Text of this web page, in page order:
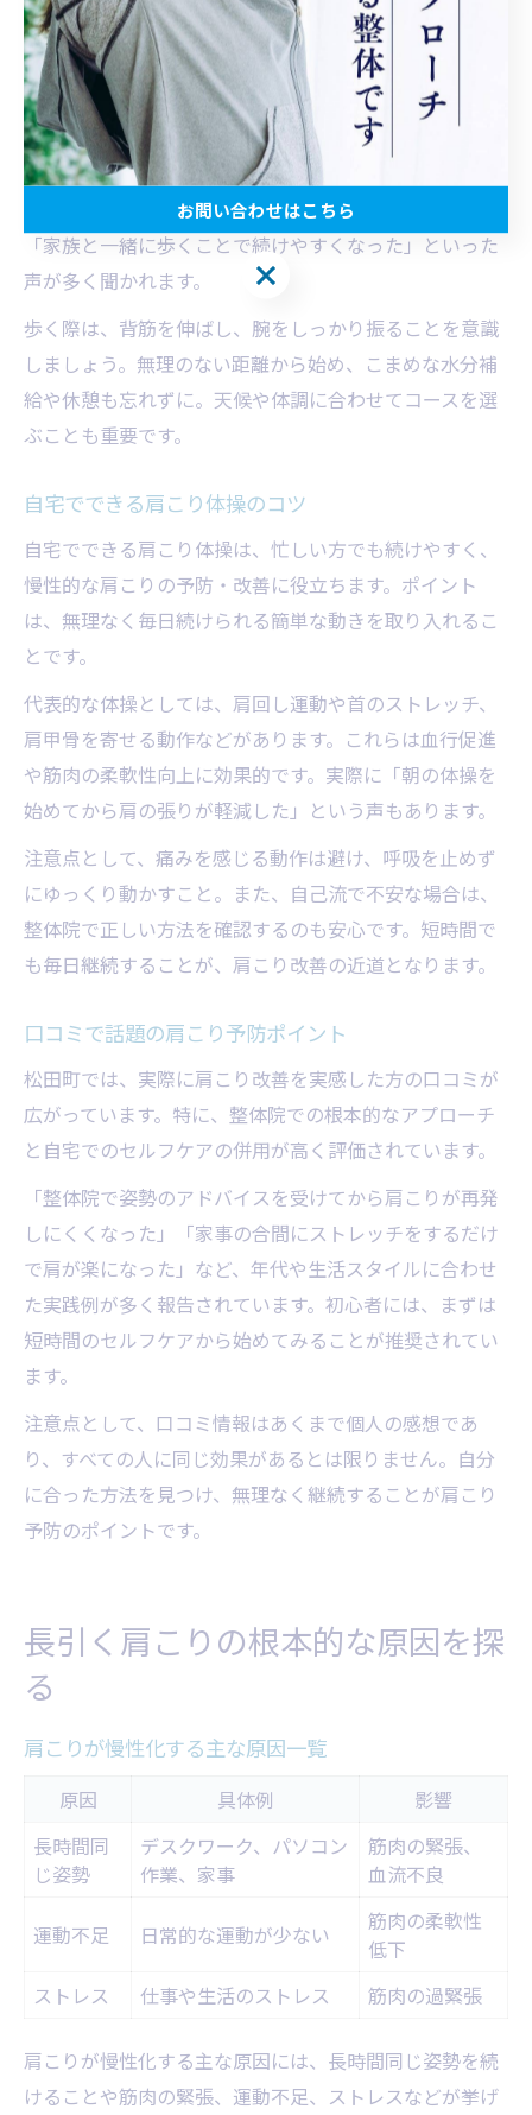
や姿勢改善にも効果的で、肩まわりの筋肉の緊張を和ら
げるのに役立ちます。
おすすめは、松田山ハーブガーデン周辺のコースや、酒
匂川沿いの遊歩道など。自然の中を歩くことでリフレッ
シュでき、ストレス解消にもつながります。利用者の体
験談でも「散歩を習慣にしてから肩こりが楽になった」
「家族と一緒に歩くことで続けやすくなった」といった
声が多く聞かれます。
歩く際は、背筋を伸ばし、腕をしっかり振ることを意識
しましょう。無理のない距離から始め、こまめな水分補
給や休憩も忘れずに。天候や体調に合わせてコースを選
ぶことも重要です。
自宅でできる肩こり体操のコツ
自宅でできる肩こり体操は、忙しい方でも続けやすく、
慢性的な肩こりの予防・改善に役立ちます。ポイント
は、無理なく毎日続けられる簡単な動きを取り入れるこ
とです。
代表的な体操としては、肩回し運動や首のストレッチ、
肩甲骨を寄せる動作などがあります。これらは血行促進
や筋肉の柔軟性向上に効果的です。実際に「朝の体操を
始めてから肩の張りが軽減した」という声もあります。
注意点として、痛みを感じる動作は避け、呼吸を止めず
にゆっくり動かすこと。また、自己流で不安な場合は、
整体院で正しい方法を確認するのも安心です。短時間で
も毎日継続することが、肩こり改善の近道となります。
口コミで話題の肩こり予防ポイント
松田町では、実際に肩こり改善を実感した方の口コミが
広がっています。特に、整体院での根本的なアプローチ
と自宅でのセルフケアの併用が高く評価されています。
「整体院で姿勢のアドバイスを受けてから肩こりが再発
しにくくなった」「家事の合間にストレッチをするだけ
で肩が楽になった」など、年代や生活スタイルに合わせ
た実践例が多く報告されています。初心者には、まずは
短時間のセルフケアから始めてみることが推奨されてい
ます。
注意点として、口コミ情報はあくまで個人の感想であ
り、すべての人に同じ効果があるとは限りません。自分
に合った方法を見つけ、無理なく継続することが肩こり
予防のポイントです。
長引く肩こりの根本的な原因を探
る
肩こりが慢性化する主な原因一覧
原因 具体例
影響
長時間同
じ姿勢
デスクワーク、パソコン
作業、家事
筋肉の緊張、
血流不良
運動不足 日常的な運動が少ない
筋肉の柔軟性
低下
ストレス
仕事や生活のストレス 筋肉の過緊張
肩こりが慢性化する主な原因には、長時間同じ姿勢を続
けることや筋肉の緊張、運動不足、ストレスなどが挙げ
お問い合わせはこちら
お問い合わせはこちら